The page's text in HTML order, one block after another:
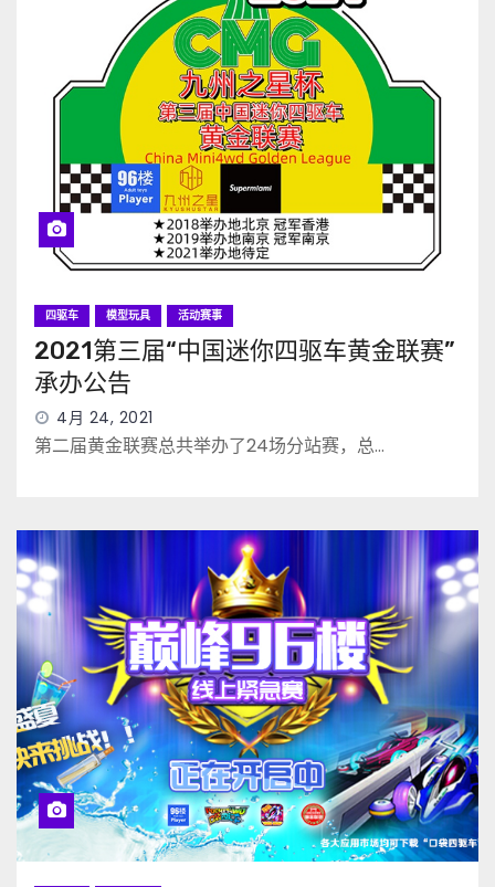
四驱车 模型玩具 活动赛事
2021第三届“中国迷你四驱车黄金联赛”
承办公告
4月 24, 2021
第二届黄金联赛总共举办了24场分站赛，总…